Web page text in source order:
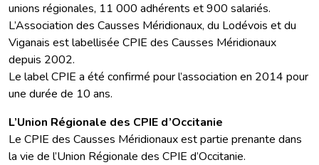
unions régionales, 11 000 adhérents et 900 salariés.
L’Association des Causses Méridionaux, du Lodévois et du
Viganais est labellisée CPIE des Causses Méridionaux
depuis 2002.
Le label CPIE a été confirmé pour l’association en 2014 pour
une durée de 10 ans.
L’Union Régionale des CPIE d’Occitanie
Le CPIE des Causses Méridionaux est partie prenante dans
la vie de l’Union Régionale des CPIE d’Occitanie.